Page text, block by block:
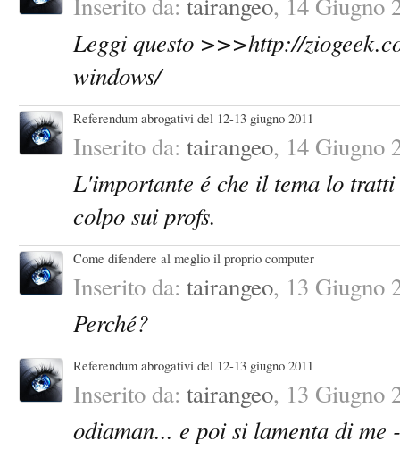
Leggi questo >>>http://
windows/
Inserito da: tairangeo, 14 Giugno
L'importante é che il tema lo
colpo sui profs.
Come difendere al meglio il proprio computer
Inserito da: tairangeo, 13 Giugno
Perché?
Inserito da: tairangeo, 13 Giugno
odiaman... e poi si lamenta di me